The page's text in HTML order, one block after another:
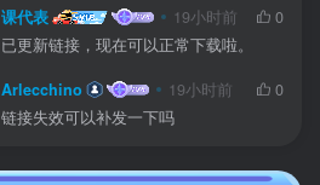
课代表 19小时前
0
已更新链接，现在可以正常下载啦。
Arlecchino 19小时前
0
链接失效可以补发一下吗